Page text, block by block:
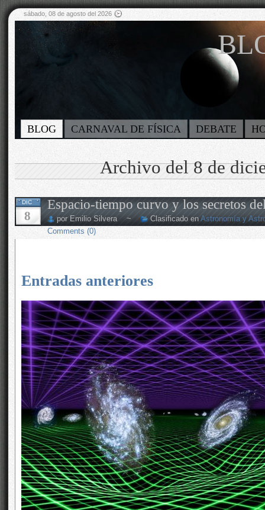
sábado, 08 de agosto del 2026
BLOG CARNAVAL DE FÍSICA DEBATE
Archivo del 8 de
DIC
8
Espacio-tiempo curvo y los secretos
por Emilio Silvera ~ Clasificado enAstronomía y
Comments (0)
Entradas anteriores